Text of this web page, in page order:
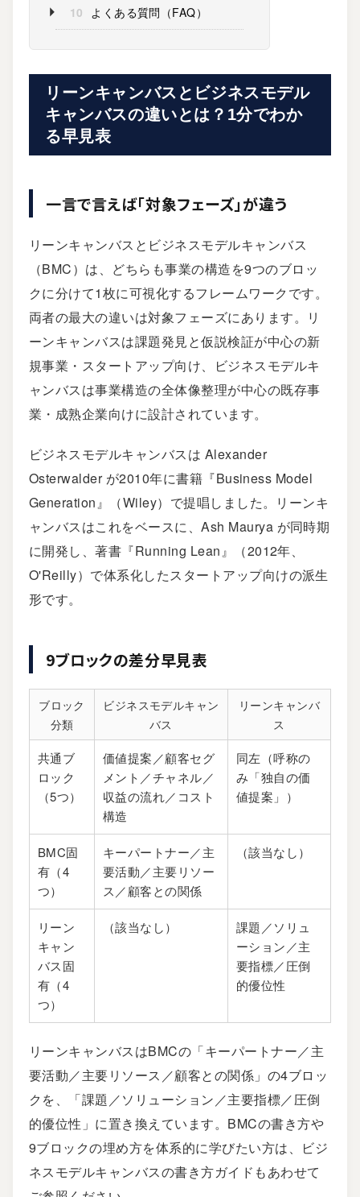
10 よくある質問（FAQ）
リーンキャンバスとビジネスモデル
キャンバスの違いとは？1分でわか
る早見表
一言で言えば「対象フェーズ」が違う
リーンキャンバスとビジネスモデルキャンバス
（BMC）は、どちらも事業の構造を9つのブロッ
クに分けて1枚に可視化するフレームワークです。
両者の最大の違いは対象フェーズにあります。リ
ーンキャンバスは課題発見と仮説検証が中心の新
規事業・スタートアップ向け、ビジネスモデルキ
ャンバスは事業構造の全体像整理が中心の既存事
業・成熟企業向けに設計されています。
ビジネスモデルキャンバスは Alexander
Osterwalder が2010年に書籍『Business Model
Generation』（Wiley）で提唱しました。リーンキ
ャンバスはこれをベースに、Ash Maurya が同時期
に開発し、著書『Running Lean』（2012年、
O'Reilly）で体系化したスタートアップ向けの派生
形です。
9ブロックの差分早見表
ブロック
分類
ビジネスモデルキャン
バス
リーンキャンバ
ス
共通ブ
ロック
（5つ）
価値提案／顧客セグ
メント／チャネル／
収益の流れ／コスト
構造
同左（呼称の
み「独自の価
値提案」）
BMC固
有（4
つ）
キーパートナー／主
要活動／主要リソー
ス／顧客との関係
（該当なし）
リーン
キャン
バス固
有（4
つ）
（該当なし）
課題／ソリュ
ーション／主
要指標／圧倒
的優位性
リーンキャンバスはBMCの「キーパートナー／主
要活動／主要リソース／顧客との関係」の4ブロッ
クを、「課題／ソリューション／主要指標／圧倒
的優位性」に置き換えています。BMCの書き方や
9ブロックの埋め方を体系的に学びたい方は、
ビジ
ネスモデルキャンバスの書き方ガイド もあわせて